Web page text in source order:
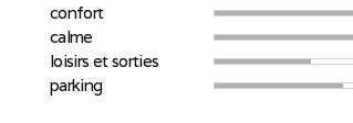
confort
calme
loisirs et sorties
parking